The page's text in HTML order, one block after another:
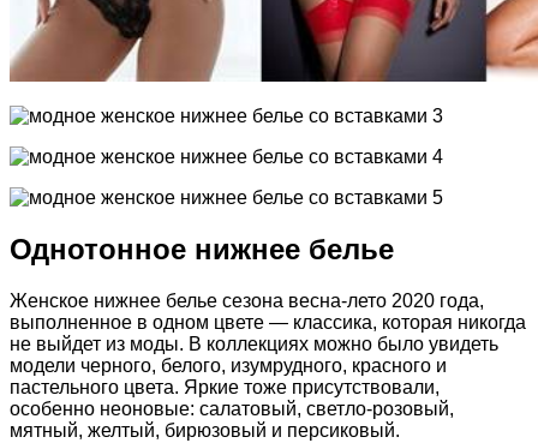
Однотонное нижнее белье
Женское нижнее белье сезона весна-лето 2020 года,
выполненное в одном цвете — классика, которая никогда
не выйдет из моды. В коллекциях можно было увидеть
модели черного, белого, изумрудного, красного и
пастельного цвета. Яркие тоже присутствовали,
особенно неоновые: салатовый, светло-розовый,
мятный, желтый, бирюзовый и персиковый.